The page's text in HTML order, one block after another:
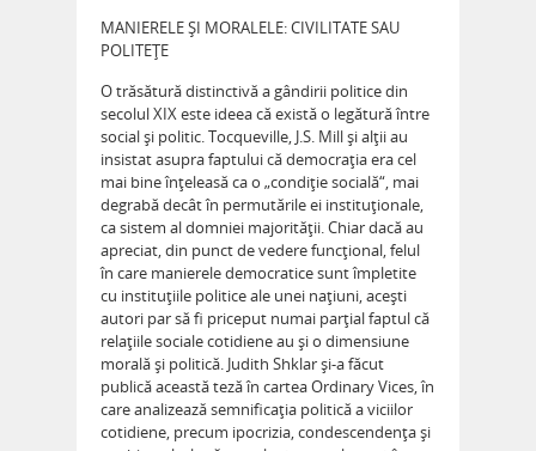
MANIERELE ŞI MORALELE: CIVILITATE SAU
POLITEŢE
O trăsătură distinctivă a gândirii politice din
secolul XIX este ideea că există o legătură între
social şi politic. Tocqueville, J.S. Mill şi alţii au
insistat asupra faptului că democraţia era cel
mai bine înţeleasă ca o „condiţie socială“, mai
degrabă decât în permutările ei instituţionale,
ca sistem al domniei majorităţii. Chiar dacă au
apreciat, din punct de vedere funcţional, felul
în care manierele democratice sunt împletite
cu instituţiile politice ale unei naţiuni, aceşti
autori par să fi priceput numai parţial faptul că
relaţiile sociale cotidiene au şi o dimensiune
morală şi politică. Judith Shklar şi-a făcut
publică această teză în cartea Ordinary Vices, în
care analizează semnificaţia politică a viciilor
cotidiene, precum ipocrizia, condescendenţa şi